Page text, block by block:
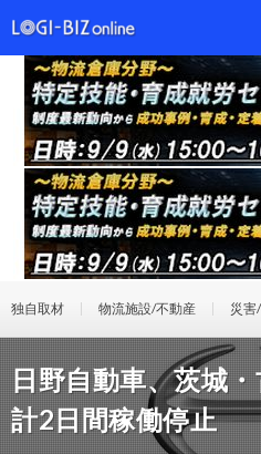
独自取材 物流施設/不動産 災害
日野自動車、茨城
計2日間稼働停止